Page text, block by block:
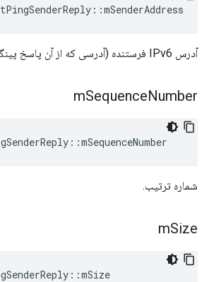
::mSenderAddress
آدرس IPv6 فرستنده (آدرسی که از آن پاسخ پینگ دریافت شد).
mSequenceNumber
::mSequenceNumber
شماره ترتیب.
mSize
::mSize